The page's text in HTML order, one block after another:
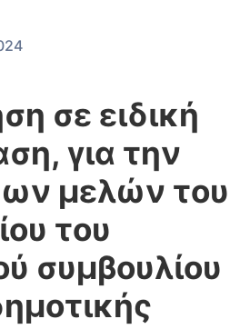
σε ειδική
για την
μελών του
του
συμβουλίου